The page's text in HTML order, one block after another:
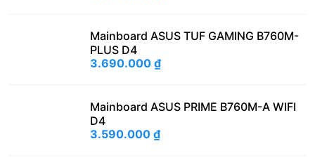
Mainboard ASUS TUF GAMING B760M-
PLUS D4
3.690.000 ₫
Mainboard ASUS PRIME B760M-A WIFI
D4
3.590.000 ₫